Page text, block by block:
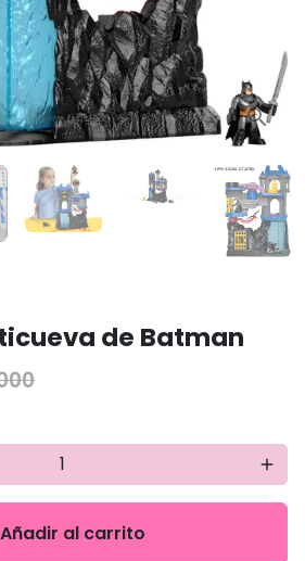
Silenciar
de Batman
add
Añadir al carrito